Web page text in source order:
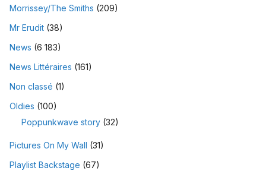
Morrissey/The Smiths (209)
Mr Erudit (38)
News (6 183)
News Littéraires (161)
Non classé (1)
Oldies (100)
Poppunkwave story (32)
Pictures On My Wall (31)
Playlist Backstage (67)